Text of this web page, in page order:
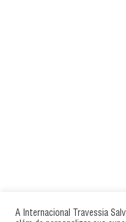
A Internacional Travessia